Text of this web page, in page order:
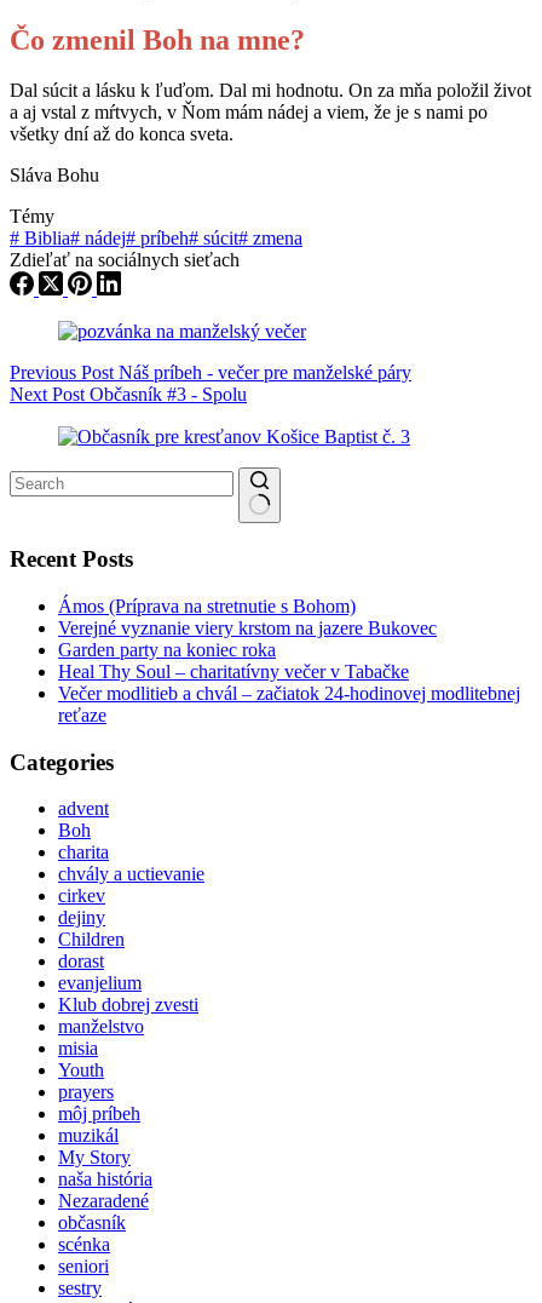
Čo zmenil Boh na mne?
Dal súcit a lásku k ľuďom. Dal mi hodnotu. On za mňa položil život
a aj vstal z mŕtvych, v Ňom mám nádej a viem, že je s nami po
všetky dní až do konca sveta.
Sláva Bohu
Témy
# Biblia# nádej# príbeh# súcit# zmena
Zdieľať na sociálnych sieťach
Previous Post Náš príbeh - večer pre manželské páry
NextPost Občasník #3 - Spolu
Recent Posts
Ámos (Príprava na stretnutie s Bohom)
Verejné vyznanie viery krstom na jazere Bukovec
Garden party na koniec roka
Heal Thy Soul – charitatívny večer v Tabačke
Večer modlitieb a chvál – začiatok 24-hodinovej modlitebnej
reťaze
Categories
advent
Boh
charita
chvály a uctievanie
cirkev
dejiny
Children
dorast
evanjelium
Klub dobrej zvesti
manželstvo
misia
Youth
prayers
môj príbeh
muzikál
My Story
naša história
Nezaradené
občasník
scénka
seniori
sestry